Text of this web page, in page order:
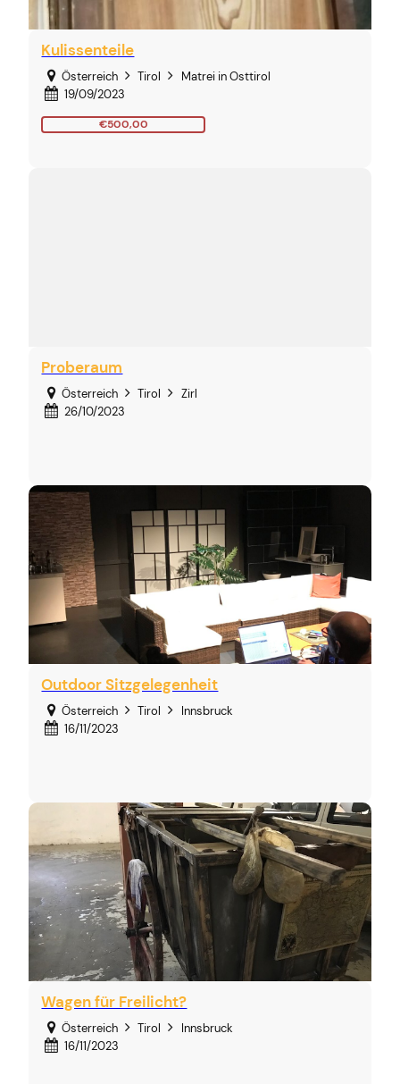
Kulissenteile
Österreich Tirol
Matrei in Osttirol
19/09/2023
€500,00
Proberaum
Österreich Tirol
Zirl
26/10/2023
Outdoor Sitzgelegenheit
Österreich Tirol
Innsbruck
16/11/2023
Wagen für Freilicht?
Österreich Tirol
Innsbruck
16/11/2023